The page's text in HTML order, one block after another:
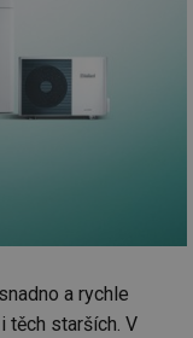
a rychle
těch starších. V